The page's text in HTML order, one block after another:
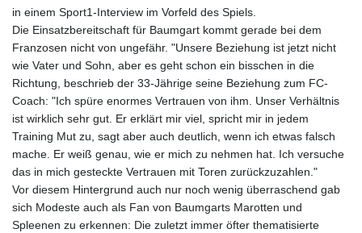
in einem Sport1-Interview im Vorfeld des Spiels.
Die Einsatzbereitschaft für Baumgart kommt gerade bei dem
Franzosen nicht von ungefähr. "Unsere Beziehung ist jetzt nicht
wie Vater und Sohn, aber es geht schon ein bisschen in die
Richtung, beschrieb der 33-Jährige seine Beziehung zum FC-
Coach: "Ich spüre enormes Vertrauen von ihm. Unser Verhältnis
ist wirklich sehr gut. Er erklärt mir viel, spricht mir in jedem
Training Mut zu, sagt aber auch deutlich, wenn ich etwas falsch
mache. Er weiß genau, wie er mich zu nehmen hat. Ich versuche
das in mich gesteckte Vertrauen mit Toren zurückzuzahlen."
Vor diesem Hintergrund auch nur noch wenig überraschend gab
sich Modeste auch als Fan von Baumgarts Marotten und
Spleenen zu erkennen: Die zuletzt immer öfter thematisierte